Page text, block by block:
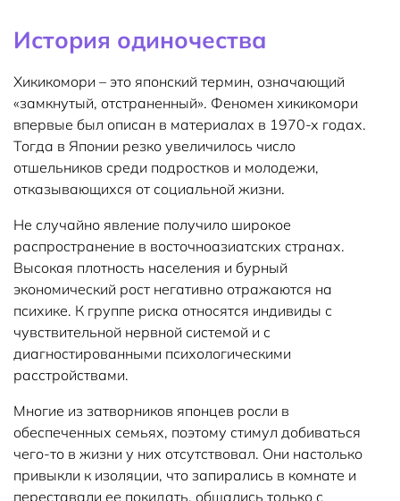
История одиночества
Хикикомори – это японский термин, означающий
«замкнутый, отстраненный». Феномен хикикомори
впервые был описан в материалах в 1970-х годах.
Тогда в Японии резко увеличилось число
отшельников среди подростков и молодежи,
отказывающихся от социальной жизни.
Не случайно явление получило широкое
распространение в восточноазиатских странах.
Высокая плотность населения и бурный
экономический рост негативно отражаются на
психике. К группе риска относятся индивиды с
чувствительной нервной системой и с
диагностированными психологическими
расстройствами.
Многие из затворников японцев росли в
обеспеченных семьях, поэтому стимул добиваться
чего-то в жизни у них отсутствовал. Они настолько
привыкли к изоляции, что запирались в комнате и
переставали ее покидать, общались только с